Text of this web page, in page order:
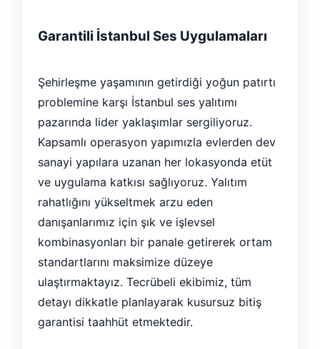
Garantili İstanbul Ses Uygulamaları
Şehirleşme yaşamının getirdiği yoğun patırtı
problemine karşı İstanbul ses yalıtımı
pazarında lider yaklaşımlar sergiliyoruz.
Kapsamlı operasyon yapımızla evlerden dev
sanayi yapılara uzanan her lokasyonda etüt
ve uygulama katkısı sağlıyoruz. Yalıtım
rahatlığını yükseltmek arzu eden
danışanlarımız için şık ve işlevsel
kombinasyonları bir panale getirerek ortam
standartlarını maksimize düzeye
ulaştırmaktayız. Tecrübeli ekibimiz, tüm
detayı dikkatle planlayarak kusursuz bitiş
garantisi taahhüt etmektedir.